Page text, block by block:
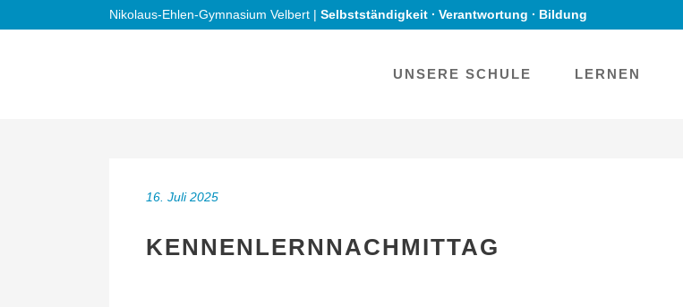
Nikolaus-Ehlen-Gymnasium Velbert | Selbstständigkeit ∙ Verantwortung ∙ Bildung
UNSERE SCHULE LERNEN
16. Juli 2025
KENNENLERNNACHMITTAG